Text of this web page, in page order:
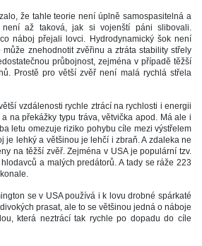
že tahle teorie není úplně samospasitelná a
není až taková, jak si vojenští páni slibovali.
náboj přejali lovci. Hydrodynamický šok není
znehodnotit zvěřinu a ztráta stability střely
průbojnost, zejména v případě těžší
Prostě pro větší zvěř není malá rychlá střela
vzdálenosti rychle ztrácí na rychlosti i energii
na překážky typu tráva, větvička apod. Má ale i
letu omezuje riziko pohybu cíle mezi výstřelem
je lehký a většinou je lehčí i zbraň. A zdaleka ne
na těžší zvěř. Zejména v USA je populární tzv.
a malých predátorů. A tady se ráže 223
se v USA používá i k lovu drobné spárkaté
prasat, ale to se většinou jedná o náboje
která neztrácí tak rychle po dopadu do cíle